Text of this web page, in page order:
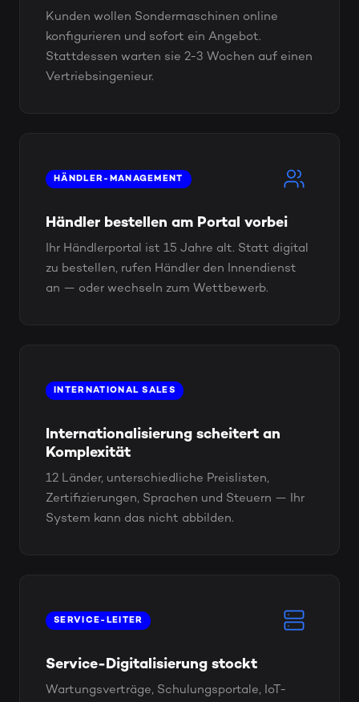
Kunden wollen Sondermaschinen online
konfigurieren und sofort ein Angebot.
Stattdessen warten sie 2-3 Wochen auf einen
Vertriebsingenieur.
HÄNDLER-MANAGEMENT
Händler bestellen am Portal vorbei
Ihr Händlerportal ist 15 Jahre alt. Statt digital
zu bestellen, rufen Händler den Innendienst
an — oder wechseln zum Wettbewerb.
INTERNATIONAL SALES
Internationalisierung scheitert an
Komplexität
12 Länder, unterschiedliche Preislisten,
Zertifizierungen, Sprachen und Steuern — Ihr
System kann das nicht abbilden.
SERVICE-LEITER
Service-Digitalisierung stockt
Wartungsverträge, Schulungsportale, IoT-